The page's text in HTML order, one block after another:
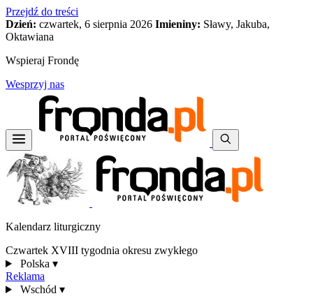
Przejdź do treści
Dzień: czwartek, 6 sierpnia 2026 Imieniny: Sławy, Jakuba,
Oktawiana
Wspieraj Frondę
Wesprzyj nas
Kalendarz liturgiczny
Czwartek XVIII tygodnia okresu zwykłego
Polska ▾
Reklama
Wschód ▾